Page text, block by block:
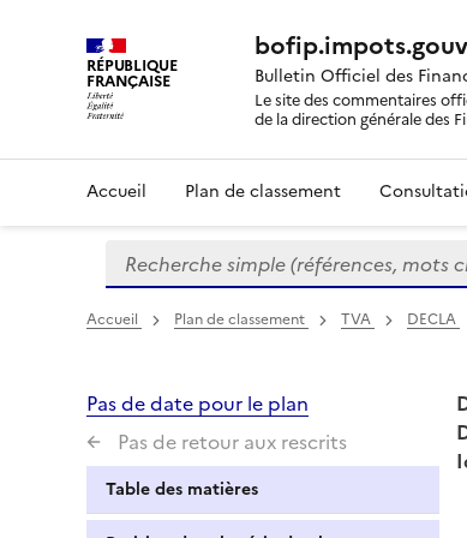
RÉPUBLIQUE
FRANÇAISE Bulletin Officiel des
Le site des commentaires
de la direction générale des
Accueil Plan de classement
Formulaire
de
recherche
Recherche simple (références, mots
Accueil Plan de classement TVA DECLA
Pas de date pour le plan
Pas de retour aux rescrits
Table des matières